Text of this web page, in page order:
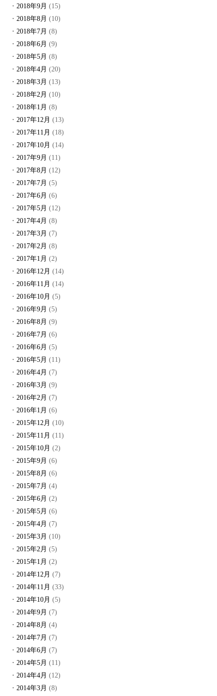
2018年9月 (15)
2018年8月 (10)
2018年7月 (8)
2018年6月 (9)
2018年5月 (8)
2018年4月 (20)
2018年3月 (13)
2018年2月 (10)
2018年1月 (8)
2017年12月 (13)
2017年11月 (18)
2017年10月 (14)
2017年9月 (11)
2017年8月 (12)
2017年7月 (5)
2017年6月 (6)
2017年5月 (12)
2017年4月 (8)
2017年3月 (7)
2017年2月 (8)
2017年1月 (2)
2016年12月 (14)
2016年11月 (14)
2016年10月 (5)
2016年9月 (5)
2016年8月 (9)
2016年7月 (6)
2016年6月 (5)
2016年5月 (11)
2016年4月 (7)
2016年3月 (9)
2016年2月 (7)
2016年1月 (6)
2015年12月 (10)
2015年11月 (11)
2015年10月 (2)
2015年9月 (6)
2015年8月 (6)
2015年7月 (4)
2015年6月 (2)
2015年5月 (6)
2015年4月 (7)
2015年3月 (10)
2015年2月 (5)
2015年1月 (2)
2014年12月 (7)
2014年11月 (33)
2014年10月 (5)
2014年9月 (7)
2014年8月 (4)
2014年7月 (7)
2014年6月 (7)
2014年5月 (11)
2014年4月 (12)
2014年3月 (8)